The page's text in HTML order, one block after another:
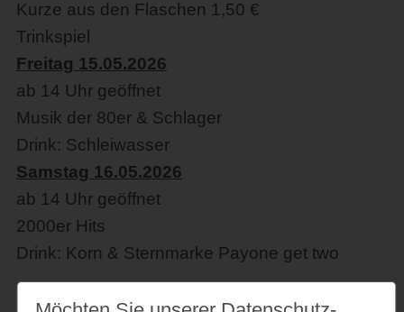
Kurze aus den Flaschen 1,50 €
Trinkspiel
Freitag 15.05.2026
ab 14 Uhr geöffnet
Musik der 80er & Schlager
Drink: Schleiwasser
Samstag 16.05.2026
ab 14 Uhr geöffnet
2000er Hits
Drink: Korn & Sternmarke Payone get two